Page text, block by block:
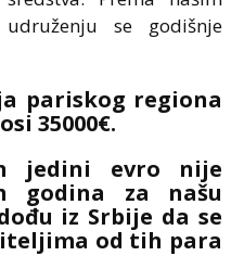
se godišnje
pariskog regiona
35000€.
jedini evro nije
godina za našu
iz Srbije da se
od tih para